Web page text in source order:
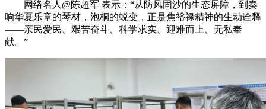
网络名人@陈超军 表示：“从防风固沙的生态屏障，到奏
响华夏乐章的琴材，泡桐的蜕变，正是焦裕禄精神的生动诠释
——亲民爱民、艰苦奋斗、科学求实、迎难而上、无私奉
献。”